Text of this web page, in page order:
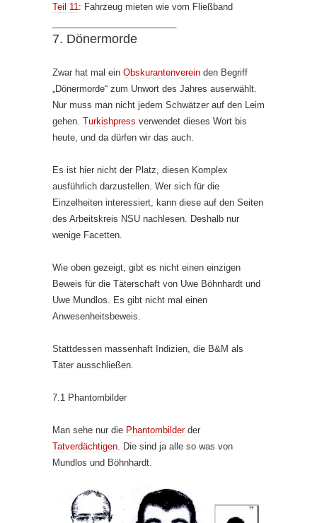
Teil 11 : Fahrzeug mieten wie vom Fließband
7. Dönermorde
Zwar hat mal ein Obskurantenverein den Begriff
„Dönermorde“ zum Unwort des Jahres auserwählt.
Nur muss man nicht jedem Schwätzer auf den Leim
gehen. Turkishpress verwendet dieses Wort bis
heute, und da dürfen wir das auch.
Es ist hier nicht der Platz, diesen Komplex
ausführlich darzustellen. Wer sich für die
Einzelheiten interessiert, kann diese auf den Seiten
des Arbeitskreis NSU nachlesen. Deshalb nur
wenige Facetten.
Wie oben gezeigt, gibt es nicht einen einzigen
Beweis für die Täterschaft von Uwe Böhnhardt und
Uwe Mundlos. Es gibt nicht mal einen
Anwesenheitsbeweis.
Stattdessen massenhaft Indizien, die B&M als
Täter ausschließen.
7.1 Phantombilder
Man sehe nur die Phantombilderder
Tatverdächtigen . Die sind ja alle so was von
Mundlos und Böhnhardt.